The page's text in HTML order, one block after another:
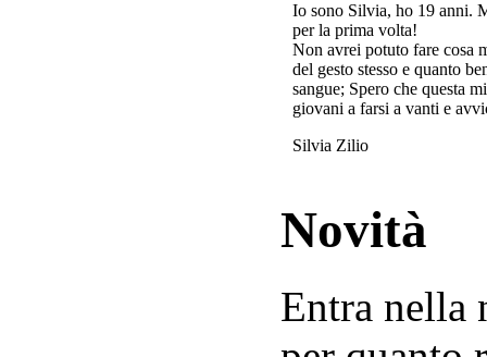
Io sono Silvia, ho 19 anni.
per la prima volta!
Non avrei potuto fare cosa
del gesto stesso e quanto
sangue; Spero che questa
giovani a farsi a vanti e
Silvia Zilio
Novità
Entra nella